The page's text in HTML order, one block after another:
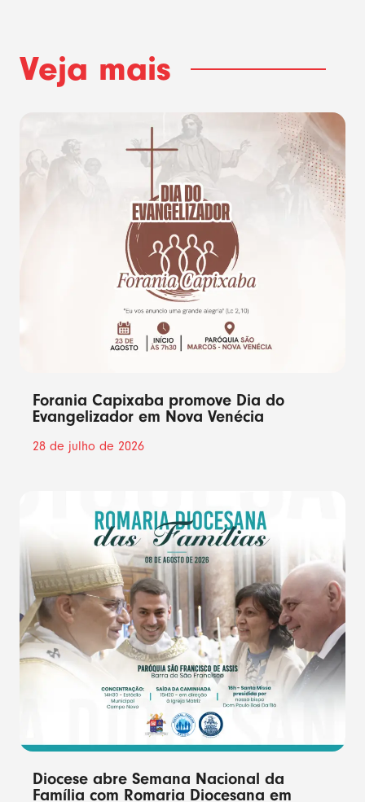
Veja mais
Forania Capixaba promove Dia do
Evangelizador em Nova Venécia
28 de julho de 2026
Diocese abre Semana Nacional da
Família com Romaria Diocesana em